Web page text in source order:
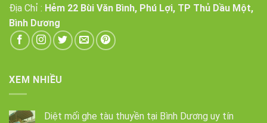
Địa Chỉ : Hẻm 22 Bùi Văn Bình, Phú Lợi, TP Thủ Dầu Một,
Bình Dương
XEM NHIỀU
Diệt mối ghe tàu thuyền tại Bình Dương uy tín